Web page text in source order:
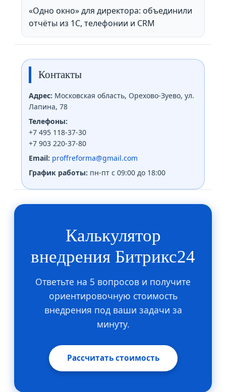
«Одно окно» для директора: объединили
отчёты из 1С, телефонии и CRM
Контакты
Адрес: Московская область, Орехово-Зуево, ул.
Лапина, 78
Телефоны:
+7 495 118-37-30
+7 903 220-37-80
Email: proffreforma@gmail.com
График работы: пн-пт с 09:00 до 18:00
Калькулятор
внедрения Битрикс24
Ответьте на 5 вопросов и получите
ориентировочную стоимость
внедрения под ваши задачи за
минуту.
Рассчитать стоимость